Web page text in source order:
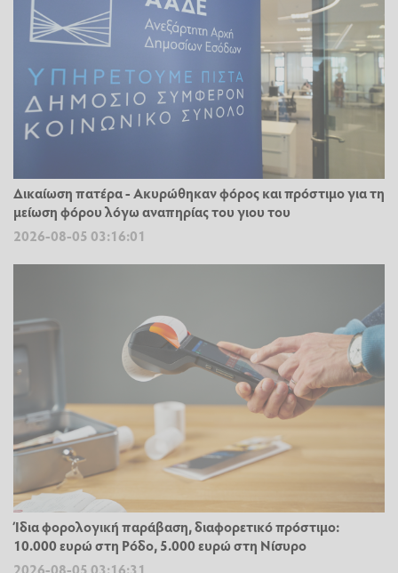
Δικαίωση πατέρα - Ακυρώθηκαν φόρος και πρόστιμο για τη
μείωση φόρου λόγω αναπηρίας του γιου του
2026-08-05 03:16:01
Ίδια φορολογική παράβαση, διαφορετικό πρόστιμο:
10.000 ευρώ στη Ρόδο, 5.000 ευρώ στη Νίσυρο
2026-08-05 03:16:31